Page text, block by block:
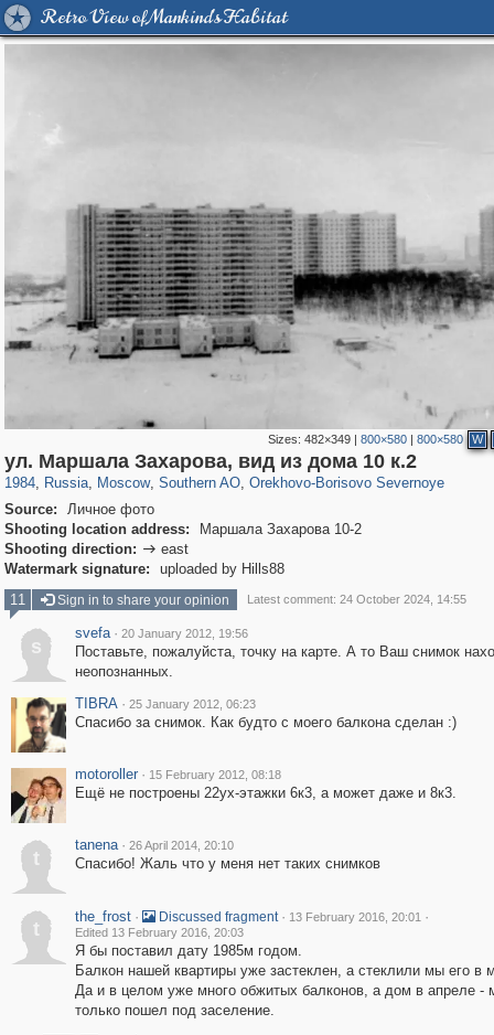
Retro View of Mankind's Habitat
Sizes: 482×349| 800×580| 800×580 W
ул. Маршала Захарова, вид из дома 10 к.2
1984, Russia
1,406,516 29,243
, Moscow
319,780 8,286
, Southern AO
21,637 390
, Orekhovo-Borisovo Severnoye
3,004 75
Source:
Личное фото
Shooting location address:
Маршала Захарова 10-2
Shooting direction:  east
Watermark signature:
uploaded by Hills88
11
Sign in to share your opinion Latest comment: 24 October 2024, 14:55
s
svefa · 20 January 2012, 19:56
Поставьте, пожалуйста, точку на карте. А то Ваш снимок
неопознанных.
TIBRA · 25 January 2012, 06:23
Спасибо за снимок. Как будто с моего балкона сделан :)
motoroller · 15 February 2012, 08:18
Ещё не построены 22ух-этажки 6к3, а может даже и 8к3.
t
tanena · 26 April 2014, 20:10
Спасибо! Жаль что у меня нет таких снимков
t
the_frost · Discussed fragment · 13 February 2016, 20:01 ·
Edited 13 February 2016, 20:03
Я бы поставил дату 1985м годом.
Балкон нашей квартиры уже застеклен, а стеклили мы его в
Да и в целом уже много обжитых балконов, а дом в апреле -
только пошел под заселение.